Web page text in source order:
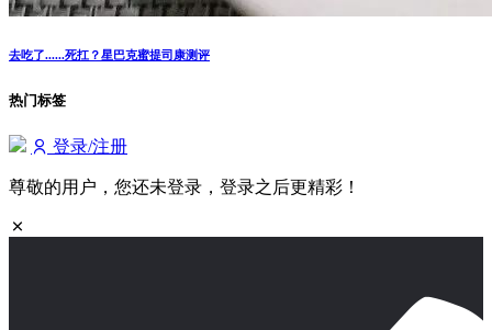
去吃了......死扛？星巴克蜜提司康测评
热门标签
登录/注册
尊敬的用户，您还未登录，登录之后更精彩！